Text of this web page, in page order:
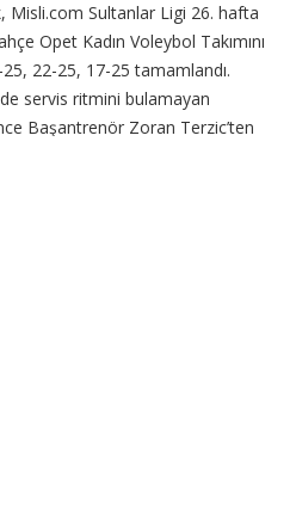
Misli.com Sultanlar Ligi 26. hafta
Opet Kadın Voleybol Takımını
22-25, 17-25 tamamlandı.
servis ritmini bulamayan
Başantrenör Zoran Terzic’ten